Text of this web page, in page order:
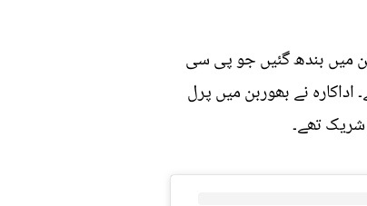
میں بندھ گئیں جو پی سی
نے بھوربن میں پرل